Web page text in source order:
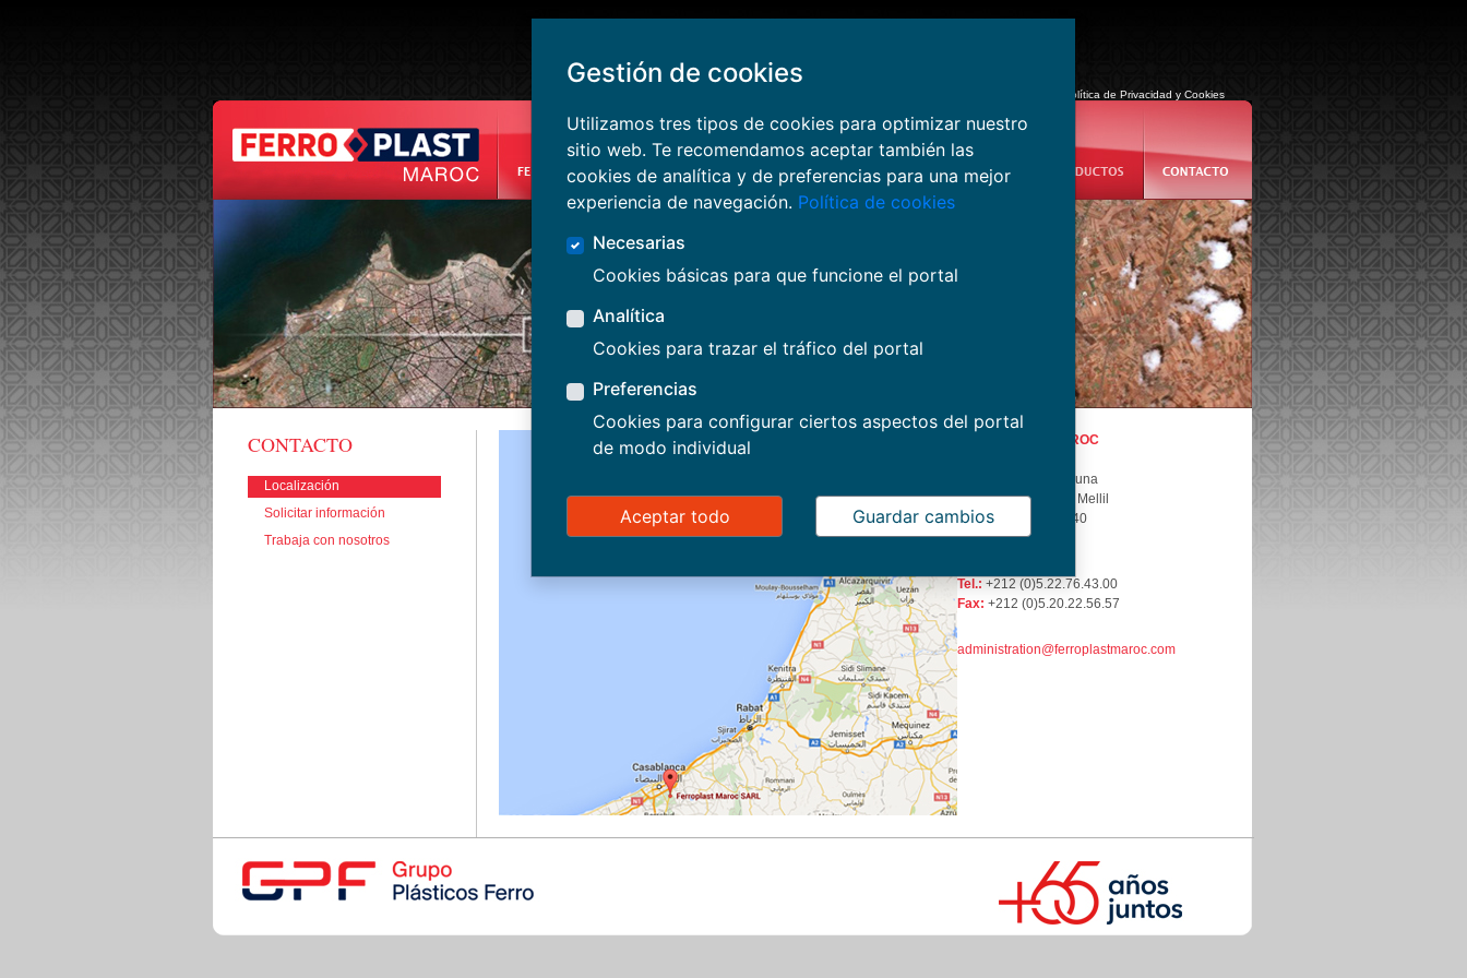
Aviso Legal, Política de Privacidad y Cookies
CONTACTO
Localización
Solicitar información
Trabaja con nosotros
FERROPLAST MAROC
Tit Mellil vers Médiouna
Zone Industrielle Tit Mellil
CASABLANCA 20640
MARRUECOS
Tel.: +212 (0)5.22.76.43.00
Fax: +212 (0)5.20.22.56.57
administration@ferroplastmaroc.com
Gestión de cookies
Utilizamos tres tipos de cookies para optimizar nuestro
sitio web. Te recomendamos aceptar también las
cookies de analítica y de preferencias para una mejor
experiencia de navegación. Política de cookies
Necesarias
Cookies básicas para que funcione el portal
Analítica
Cookies para trazar el tráfico del portal
Preferencias
Cookies para configurar ciertos aspectos del portal
de modo individual
Aceptar todo Guardar cambios